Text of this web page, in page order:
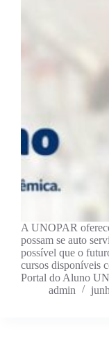
A UNOPAR
possam se auto
possível que o
cursos disponíveis
Portal do Aluno
admin